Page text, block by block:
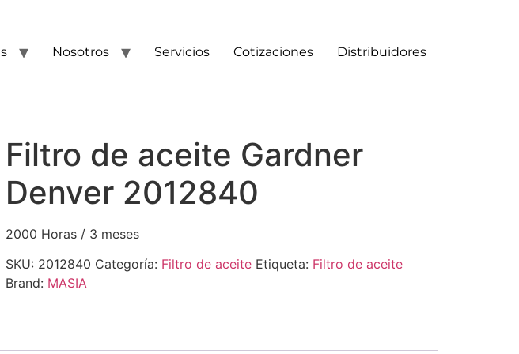
Nosotros Servicios Cotizaciones Distribuidores
Filtro de aceite Gardner
Denver 2012840
2000 Horas / 3 meses
SKU: 2012840 Categoría: Filtro de aceite Etiqueta: Filtro de aceite
Brand: MASIA